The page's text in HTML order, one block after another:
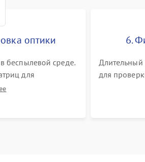
оптики
беспылевой среде.
для
и устранения
6.
Длительный
для
отсутствия